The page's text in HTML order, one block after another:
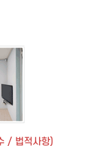
/ 법적사항)